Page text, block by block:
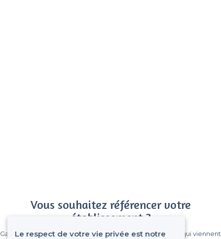
Vous souhaitez référencer votre
établissement ?
Gagnez de nombreux clients parmi le million de visiteurs qui viennent
Le respect de votre vie privée est notre